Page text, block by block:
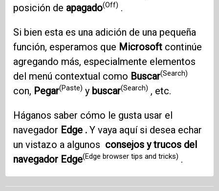
posición de apagado(Off) .
Si bien esta es una adición de una pequeña
función, esperamos que Microsoft continúe
agregando más, especialmente elementos
del menú contextual como Buscar(Search)
con, Pegar(Paste) y buscar(Search) , etc.
Háganos saber cómo le gusta usar el
navegador Edge .Y vaya aquí si desea echar
un vistazo a algunos consejos y trucos del
navegador Edge(Edge browser tips and tricks) .